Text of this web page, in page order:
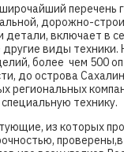
перечень
дорожно-
детали, включает в
виды
более чем 500
до острова
региональных
технику.
из которых